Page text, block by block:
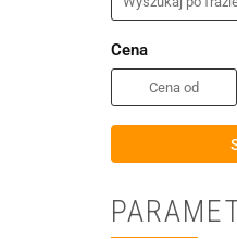
Cena